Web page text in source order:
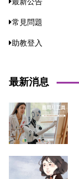
常見問題
助教登入
最新消息